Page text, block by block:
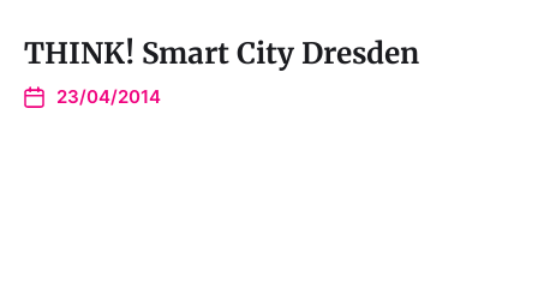
THINK! Smart City Dresden
23/04/2014